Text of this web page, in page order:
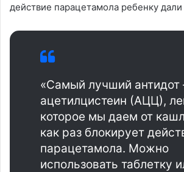
действие парацетамола ребенку
«Самый лучший антидот
ацетилцистеин (АЦЦ),
которое мы даем от
как раз блокирует
парацетамола. Можно
использовать таблетку